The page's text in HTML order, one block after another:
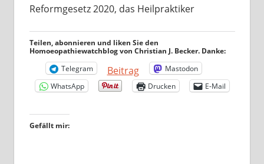
Reformgesetz 2020, das Heilpraktiker
Teilen, abonnieren und liken Sie den
Homoeopathiewatchblog von Christian J. Becker. Danke:
Telegram
Beitrag
Mastodon
WhatsApp
Drucken E-Mail
Gefällt mir: